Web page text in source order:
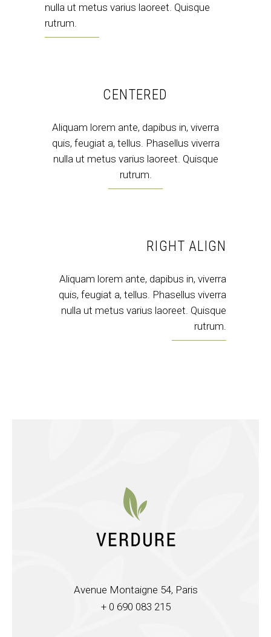
nulla ut metus varius laoreet. Quisque
rutrum.
CENTERED
Aliquam lorem ante, dapibus in, viverra
quis, feugiat a, tellus. Phasellus viverra
nulla ut metus varius laoreet. Quisque
rutrum.
RIGHT ALIGN
Aliquam lorem ante, dapibus in, viverra
quis, feugiat a, tellus. Phasellus viverra
nulla ut metus varius laoreet. Quisque
rutrum.
Avenue Montaigne 54, Paris
+ 0 690 083 215